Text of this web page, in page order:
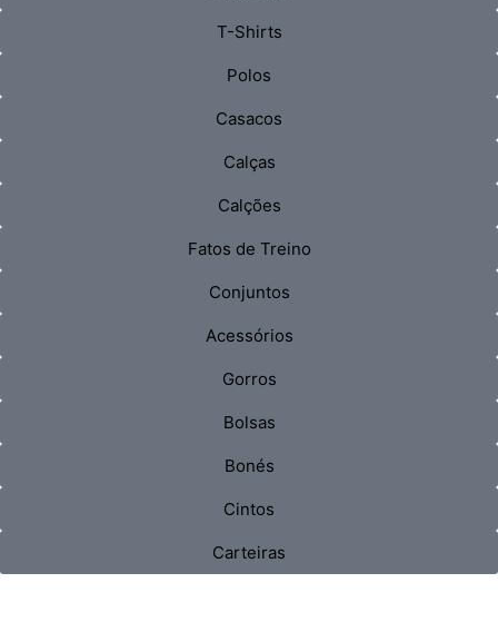
T-Shirts
Polos
Casacos
Calças
Calções
Fatos de Treino
Conjuntos
Acessórios
Gorros
Bolsas
Bonés
Cintos
Carteiras